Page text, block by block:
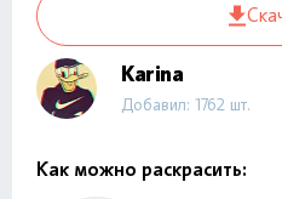
Karina
Добавил: 1762 шт.
Как можно раскрасить: